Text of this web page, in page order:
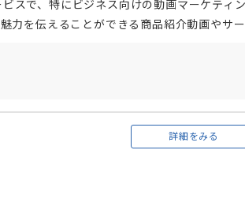
スで、特にビジネス向けの動画マーケティ
力を伝えることができる商品紹介動画やサー
ーションや実写など多様な表現方法を用い
なく、マーケティング戦略から逆算したコ
詳細をみる